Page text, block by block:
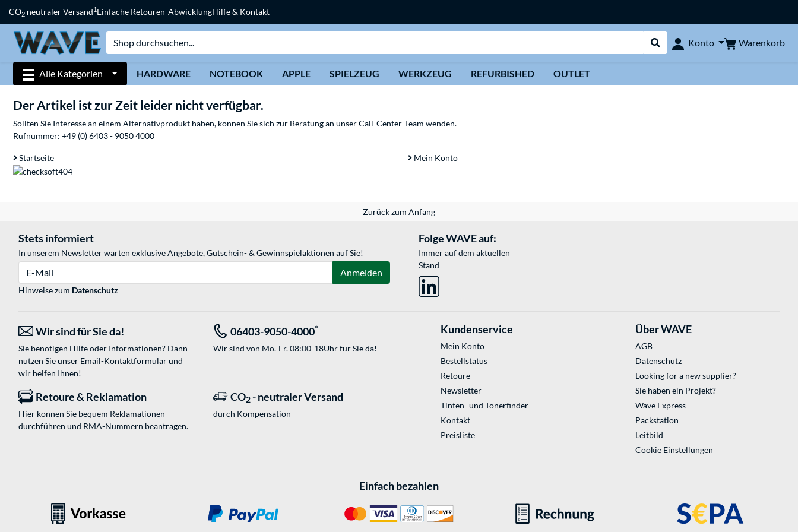
CO2 neutraler Versand1Einfache Retouren-AbwicklungHilfe & Kontakt
Suche durchführen
Konto Warenkorb
Alle Kategorien HARDWARE NOTEBOOK APPLE SPIELZEUG WERKZEUG REFURBISHED OUTLET
Der Artikel ist zur Zeit leider nicht verfügbar.
Sollten Sie Interesse an einem Alternativprodukt haben, können Sie sich zur Beratung an unser Call-Center-Team wenden.
Rufnummer: +49 (0) 6403 - 9050 4000
Startseite Mein Konto
Zurück zum Anfang
Stets informiert
In unserem Newsletter warten exklusive Angebote, Gutschein- & Gewinnspielaktionen auf Sie!
Anmelden
Hinweise zum Datenschutz
Folge WAVE auf:
Immer auf dem aktuellen
Stand
Wir sind für Sie da!
Sie benötigen Hilfe oder Informationen? Dann
nutzen Sie unser Email-Kontaktformularund
wir helfen Ihnen!
06403-9050-4000*
Wir sind von Mo.-Fr. 08:00-18Uhr für Sie da!
Retoure & Reklamation
Hier können Sie bequem Reklamationen
durchführen und RMA-Nummern beantragen.
CO2 - neutraler Versand
durch Kompensation
Kundenservice
Mein Konto
Bestellstatus
Retoure
Newsletter
Tinten- und Tonerfinder
Kontakt
Preisliste
Über WAVE
AGB
Datenschutz
Looking for a new supplier?
Sie haben ein Projekt?
Wave Express
Packstation
Leitbild
Cookie Einstellungen
Einfach bezahlen